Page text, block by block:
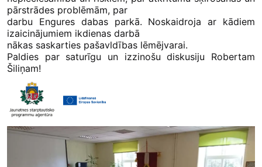
pārstrādes problēmām, par
darbu Engures dabas parkā. Noskaidroja ar kādiem
izaicinājumiem ikdienas darbā
nākas saskarties pašavldības lēmējvarai.
Paldies par saturīgu un izzinošu diskusiju Robertam
Šiliņam!